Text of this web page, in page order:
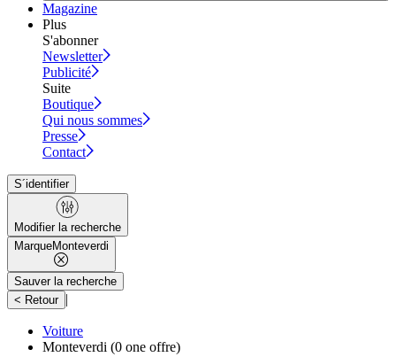
Magazine
Plus
S'abonner
Newsletter
Publicité
Suite
Boutique
Qui nous sommes
Presse
Contact
S´identifier
Modifier la recherche
MarqueMonteverdi
Sauver la recherche
< Retour |
Voiture
Monteverdi (0 one offre)